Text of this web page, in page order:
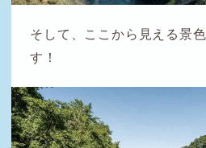
そして、ここから見える景
す！